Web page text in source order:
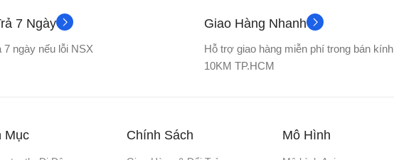
7 Ngày
7 ngày nếu lỗi NSX
Giao Hàng Nhanh
Hỗ trợ giao hàng miễn phí trong bán kính
10KM TP.HCM
Mục Chính Sách Mô Hình